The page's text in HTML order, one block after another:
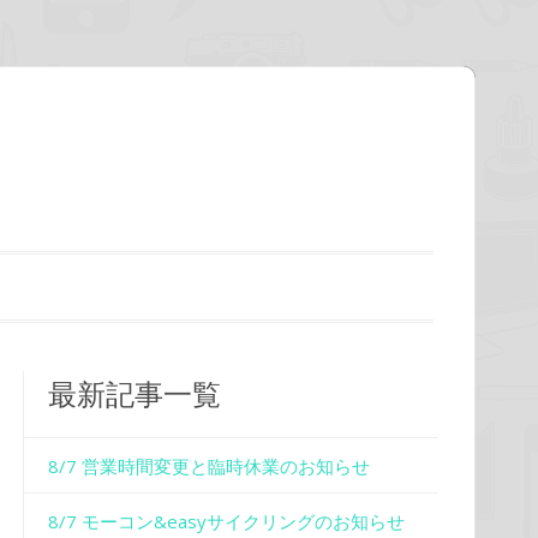
最新記事一覧
8/7 営業時間変更と臨時休業のお知らせ
8/7 モーコン&easyサイクリングのお知らせ